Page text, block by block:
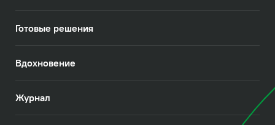
Готовые решения
Вдохновение
Журнал